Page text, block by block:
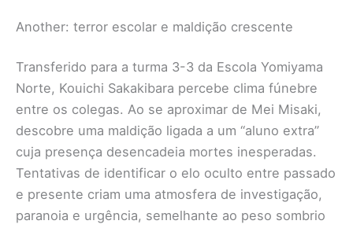
Another: terror escolar e maldição crescente
Transferido para a turma 3-3 da Escola Yomiyama
Norte, Kouichi Sakakibara percebe clima fúnebre
entre os colegas. Ao se aproximar de Mei Misaki,
descobre uma maldição ligada a um “aluno extra”
cuja presença desencadeia mortes inesperadas.
Tentativas de identificar o elo oculto entre passado
e presente criam uma atmosfera de investigação,
paranoia e urgência, semelhante ao peso sombrio